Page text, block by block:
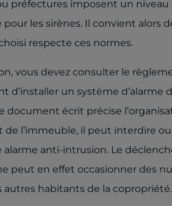
préfectures imposent un niveau
les sirènes. Il convient alors
respecte ces normes.
vous devez consulter le
d’installer un système d’alarme
document écrit précise
l’immeuble, il peut interdire
alarme anti-intrusion. Le
peut en effet occasionner des
autres habitants de la copropriété.